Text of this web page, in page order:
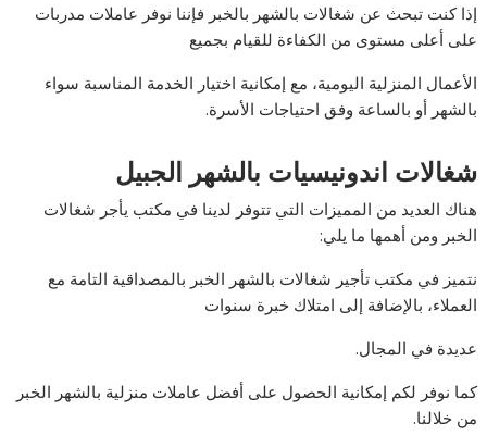
إذا كنت تبحث عن شغالات بالشهر بالخبر فإننا نوفر عاملات مدربات
على أعلى مستوى من الكفاءة للقيام بجميع
الأعمال المنزلية اليومية، مع إمكانية اختيار الخدمة المناسبة سواء
بالشهر أو بالساعة وفق احتياجات الأسرة.
شغالات اندونيسيات بالشهر الجبيل
هناك العديد من المميزات التي تتوفر لدينا في مكتب يأجر شغالات
الخبر ومن أهمها ما يلي:
نتميز في مكتب تأجير شغالات بالشهر الخبر بالمصداقية التامة مع
العملاء، بالإضافة إلى امتلاك خبرة سنوات
عديدة في المجال.
كما نوفر لكم إمكانية الحصول على أفضل عاملات منزلية بالشهر الخبر
من خلالنا.